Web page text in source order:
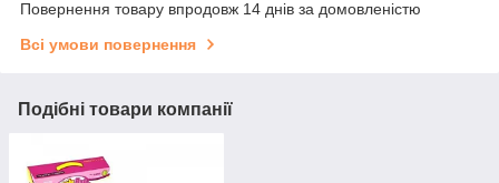
Повернення товару впродовж 14 днів за домовленістю
Всі умови повернення
Подібні товари компанії